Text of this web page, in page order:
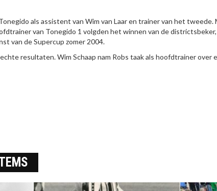
als assistent van Wim van Laar en trainer van het
van Tonegido 1 volgden het winnen van de
van de Supercup zomer 2004.
resultaten. Wim Schaap nam Robs taak als hoofdtrainer over